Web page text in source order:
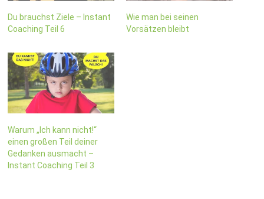
Du brauchst Ziele – Instant
Coaching Teil 6
Wie man bei seinen
Vorsätzen bleibt
Warum „Ich kann nicht!“
einen großen Teil deiner
Gedanken ausmacht –
Instant Coaching Teil 3